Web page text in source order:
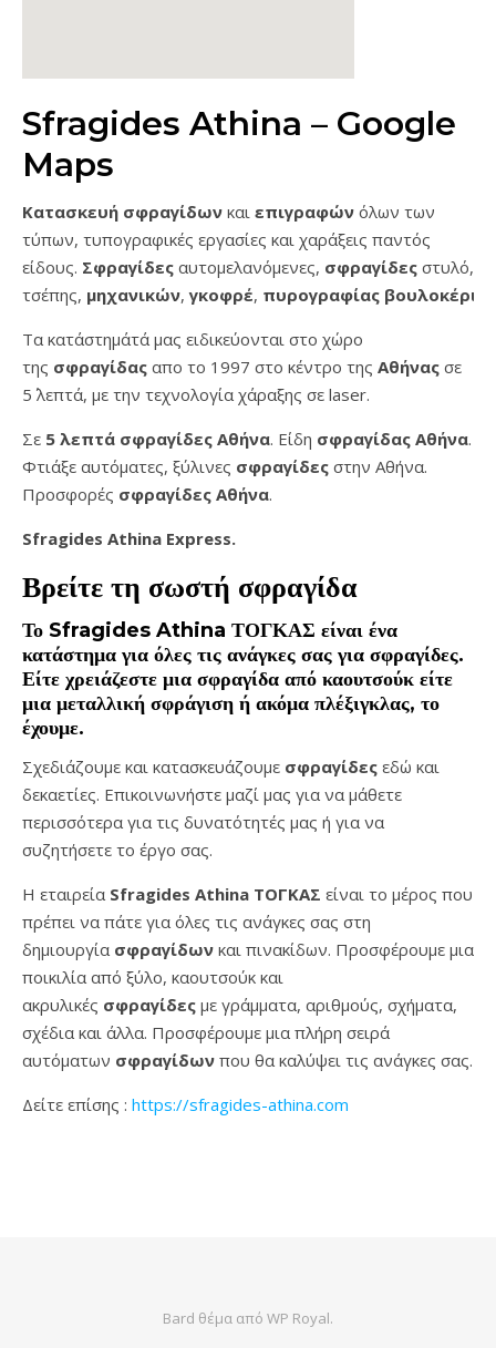
Sfragides Athina – Google
Maps
Κατασκευή σφραγίδων και επιγραφών όλων των
τύπων, τυπογραφικές εργασίες και χαράξεις παντός
είδους. Σφραγίδες αυτομελανόμενες, σφραγίδες στυλό,
τσέπης, μηχανικών,γκοφρέ, πυρογραφίας βουλοκέρι
Τα κατάστημάτά μας ειδικεύονται στο χώρο
της σφραγίδας απο το 1997 στο κέντρο της Αθήνας σε
5΄ λεπτά, με την τεχνολογία χάραξης σε laser.
Σε 5 λεπτά σφραγίδες Αθήνα. Είδη σφραγίδας Αθήνα.
Φτιάξε αυτόματες, ξύλινες σφραγίδες στην Αθήνα.
Προσφορές σφραγίδες Αθήνα.
Sfragides Athina Express.
Βρείτε τη σωστή σφραγίδα
Το Sfragides Athina ΤΟΓΚΑΣ είναι ένα
κατάστημα για όλες τις ανάγκες σας για σφραγίδες.
Είτε χρειάζεστε μια σφραγίδα από καουτσούκ είτε
μια μεταλλική σφράγιση ή ακόμα πλέξιγκλας, το
έχουμε.
Σχεδιάζουμε και κατασκευάζουμε σφραγίδες εδώ και
δεκαετίες. Επικοινωνήστε μαζί μας για να μάθετε
περισσότερα για τις δυνατότητές μας ή για να
συζητήσετε το έργο σας.
Η εταιρεία Sfragides Athina ΤΟΓΚΑΣ είναι το μέρος που
πρέπει να πάτε για όλες τις ανάγκες σας στη
δημιουργία σφραγίδων και πινακίδων. Προσφέρουμε μια
ποικιλία από ξύλο, καουτσούκ και
ακρυλικές σφραγίδες με γράμματα, αριθμούς, σχήματα,
σχέδια και άλλα. Προσφέρουμε μια πλήρη σειρά
αυτόματων σφραγίδων που θα καλύψει τις ανάγκες σας.
Δείτε επίσης : https://sfragides-athina.com
Bard θέμα από WP Royal.